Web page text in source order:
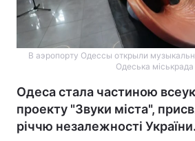
В аэропорту Одессы открыли
Одеська міськрада
Одеса стала частиною
проекту "Звуки міста",
річчю незалежності України.